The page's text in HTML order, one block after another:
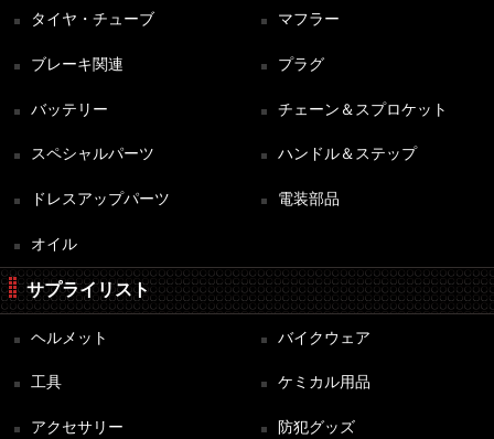
タイヤ・チューブ マフラー
ブレーキ関連 プラグ
バッテリー チェーン＆スプロケット
スペシャルパーツ ハンドル＆ステップ
ドレスアップパーツ 電装部品
オイル
サプライリスト
ヘルメット バイクウェア
工具 ケミカル用品
アクセサリー 防犯グッズ